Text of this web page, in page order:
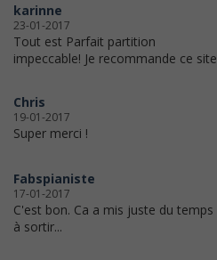
karinne
23-01-2017
Tout est Parfait partition
impeccable! Je recommande ce site
Chris
19-01-2017
Super merci !
Fabspianiste
17-01-2017
C'est bon. Ca a mis juste du temps
à sortir...